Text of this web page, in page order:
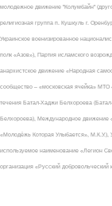
молодежное движение "Колумбайн"
религиозная группа п. Кушкуль г.
Украинское военизированное
полк «Азов»), Партия исламского
анархистское движение «Народная
сообщество – «московская ячейка» МТО
течения Батал-Хаджи Белхороева
Белхороева), Международное движение
«Молодёжь Которая Улыбается», М.К.У.),
используемое наименование «Легион
организация «Русский добровольческий